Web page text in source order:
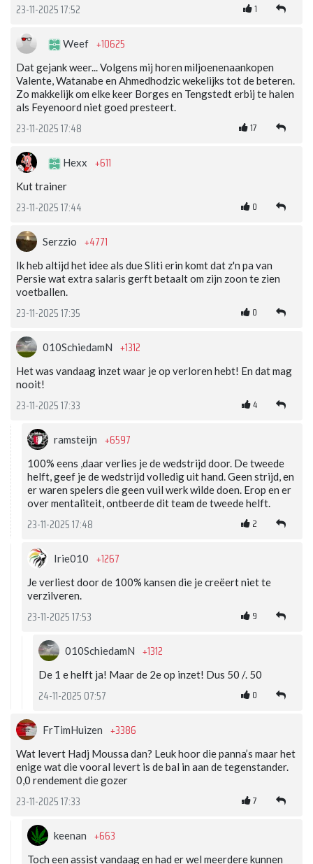
23-11-2025 17:52 1
Weef +10625
Dat gejank weer... Volgens mij horen miljoenenaankopen
Valente, Watanabe en Ahmedhodzic wekelijks tot de beteren.
Zo makkelijk om elke keer Borges en Tengstedt erbij te halen
als Feyenoord niet goed presteert.
23-11-2025 17:48 17
Hexx +611
Kut trainer
23-11-2025 17:44 0
Serzzio +4771
Ik heb altijd het idee als due Sliti erin komt dat z'n pa van
Persie wat extra salaris gerft betaalt om zijn zoon te zien
voetballen.
23-11-2025 17:35 0
010SchiedamN +1312
Het was vandaag inzet waar je op verloren hebt! En dat mag
nooit!
23-11-2025 17:33 4
ramsteijn +6597
100% eens ,daar verlies je de wedstrijd door. De tweede
helft, geef je de wedstrijd volledig uit hand. Geen strijd, en
er waren spelers die geen vuil werk wilde doen. Erop en er
over mentaliteit, ontbeerde dit team de tweede helft.
23-11-2025 17:48 2
Irie010 +1267
Je verliest door de 100% kansen die je creëert niet te
verzilveren.
23-11-2025 17:53 9
010SchiedamN +1312
De 1 e helft ja! Maar de 2e op inzet! Dus 50 /. 50
24-11-2025 07:57 0
FrTimHuizen +3386
Wat levert Hadj Moussa dan? Leuk hoor die panna’s maar het
enige wat die vooral levert is de bal in aan de tegenstander.
0,0 rendement die gozer
23-11-2025 17:33 7
keenan +663
Toch een assist vandaag en had er wel meerdere kunnen